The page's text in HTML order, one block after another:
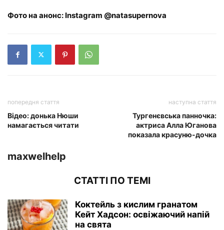
Фото на анонс: Instagram @natasupernova
попередня стаття
Відео: донька Нюши
намагається читати
наступна стаття
Тургенєвська панночка:
актриса Алла Юганова
показала красуню-дочка
maxwelhelp
СТАТТІ ПО ТЕМІ
Коктейль з кислим гранатом
Кейт Хадсон: освіжаючий напій
на свята